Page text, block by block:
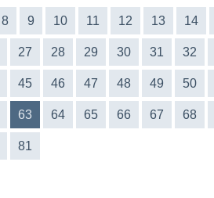
8 9 10 11 12 13 14
27 28 29 30 31 32
45 46 47 48 49 50
63 64 65 66 67 68
81